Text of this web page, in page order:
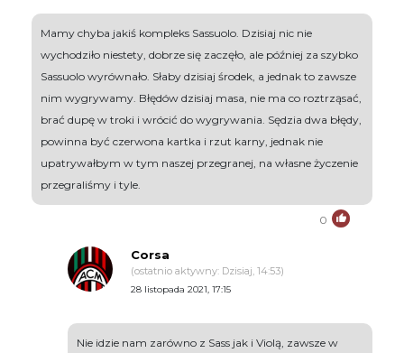
Mamy chyba jakiś kompleks Sassuolo. Dzisiaj nic nie
wychodziło niestety, dobrze się zaczęło, ale później za szybko
Sassuolo wyrównało. Słaby dzisiaj środek, a jednak to zawsze
nim wygrywamy. Błędów dzisiaj masa, nie ma co roztrząsać,
brać dupę w troki i wrócić do wygrywania. Sędzia dwa błędy,
powinna być czerwona kartka i rzut karny, jednak nie
upatrywałbym w tym naszej przegranej, na własne życzenie
przegraliśmy i tyle.
0
Corsa
(ostatnio aktywny: Dzisiaj, 14:53)
28 listopada 2021, 17:15
Nie idzie nam zarówno z Sass jak i Violą, zawsze w